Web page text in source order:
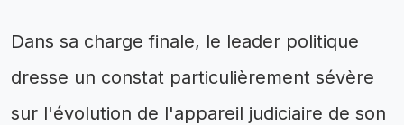
Dans sa charge finale, le leader politique
dresse un constat particulièrement sévère
sur l'évolution de l'appareil judiciaire de son